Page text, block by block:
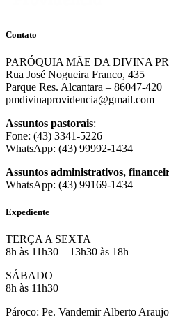
Contato
PARÓQUIA MÃE DA DIVINA
Rua José Nogueira Franco, 435
Parque Res. Alcantara – 86047-420
pmdivinaprovidencia@gmail.com
Assuntos pastorais:
Fone: (43) 3341-5226
WhatsApp: (43) 99992-1434
Assuntos administrativos,
WhatsApp: (43) 99169-1434
Expediente
TERÇA A SEXTA
8h às 11h30 – 13h30 às 18h
SÁBADO
8h às 11h30
Pároco: Pe. Vandemir Alberto Araujo